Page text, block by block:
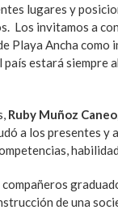
lugares y
Los invitamos a
Playa Ancha
estará siempre
Ruby Muñoz
a los presentes y
de una